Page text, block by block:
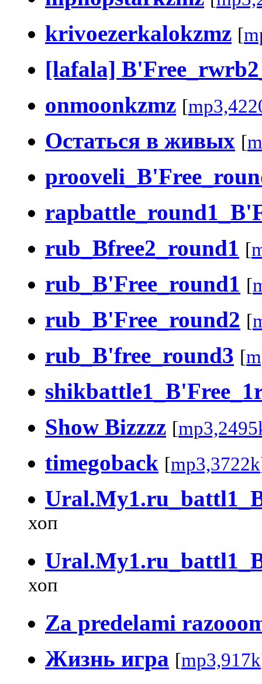
krivoezerkalokzmz [
[lafala]
onmoonkzmz [
Остаться в живых [
rub_Bfree2_round1 [
rub_B'Free_round1 [
rub_B'Free_round2 [
rub_B'free_round3 [
Show Bizzzz [
timegoback [mp3,3722k
хоп
хоп
Za predelami
Жизнь игра [mp3,917k